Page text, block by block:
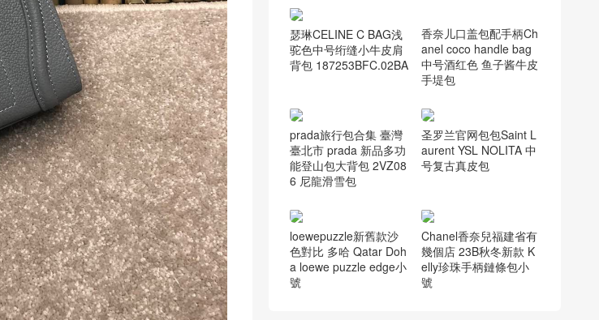
瑟琳CELINE C BAG浅
驼色中号绗缝小牛皮肩
背包 187253BFC.02BA
香奈儿口盖包配手柄Ch
anel coco handle bag
中号酒红色 鱼子酱牛皮
手堤包
prada旅行包合集 臺灣
臺北市 prada 新品多功
能登山包大背包 2VZ08
6 尼龍滑雪包
圣罗兰官网包包Saint L
aurent YSL NOLITA 中
号复古真皮包